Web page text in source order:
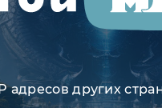
адресов других